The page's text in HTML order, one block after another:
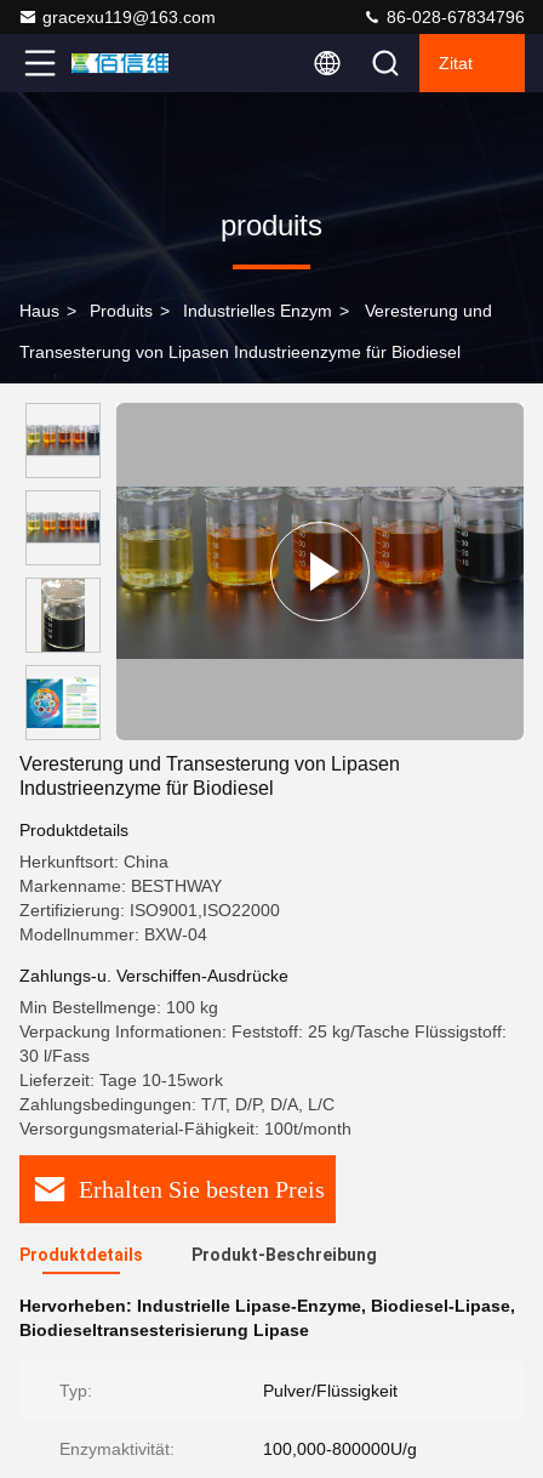
gracexu119@163.com 86-028-67834796
Zitat
produits
Haus > Produits > Industrielles Enzym > Veresterung und
Transesterung von Lipasen Industrieenzyme für Biodiesel
Veresterung und Transesterung von Lipasen
Industrieenzyme für Biodiesel
Produktdetails
Herkunftsort: China
Markenname: BESTHWAY
Zertifizierung: ISO9001,ISO22000
Modellnummer: BXW-04
Zahlungs-u. Verschiffen-Ausdrücke
Min Bestellmenge: 100 kg
Verpackung Informationen: Feststoff: 25 kg/Tasche Flüssigstoff:
30 l/Fass
Lieferzeit: Tage 10-15work
Zahlungsbedingungen: T/T, D/P, D/A, L/C
Versorgungsmaterial-Fähigkeit: 100t/month
Erhalten Sie besten Preis
Produktdetails Produkt-Beschreibung
Hervorheben: Industrielle Lipase-Enzyme, Biodiesel-Lipase,
Biodieseltransesterisierung Lipase
Typ: Pulver/Flüssigkeit
Enzymaktivität: 100,000-800000U/g